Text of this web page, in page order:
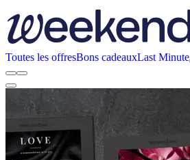
Toutes les offresBons cadeauxLast Minute